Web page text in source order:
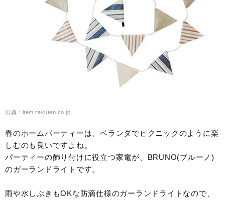
出典：item.rakuten.co.jp
春のホームパーティーは、ベランダでピクニックのように楽
しむのも良いですよね。
パーティーの飾り付けに役立つ家電が、BRUNO(ブルーノ)
のガーランドライトです。
雨や水しぶきもOKな防滴仕様のガーランドライトなので、